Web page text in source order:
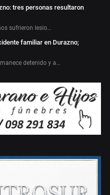
tres personas resultaron
sufrieron lesio…
familiar en Durazno;
detenido y a…